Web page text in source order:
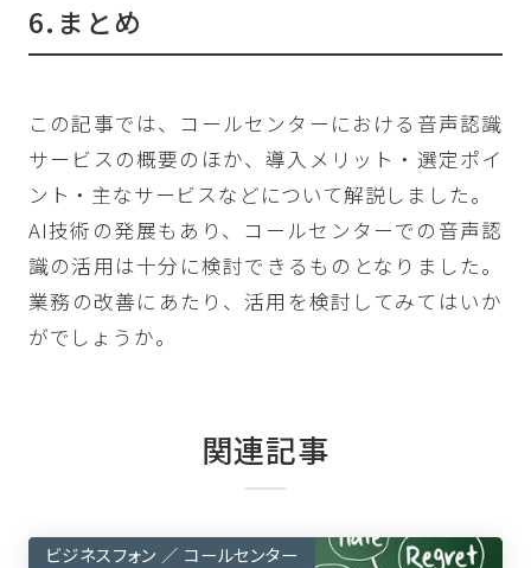
6.まとめ
この記事では、コールセンターにおける音声認識
サービスの概要のほか、導入メリット・選定ポイ
ント・主なサービスなどについて解説しました。
AI技術の発展もあり、コールセンターでの音声認
識の活用は十分に検討できるものとなりました。
業務の改善にあたり、活用を検討してみてはいか
がでしょうか。
関連記事
ビジネスフォン ／ コールセンター